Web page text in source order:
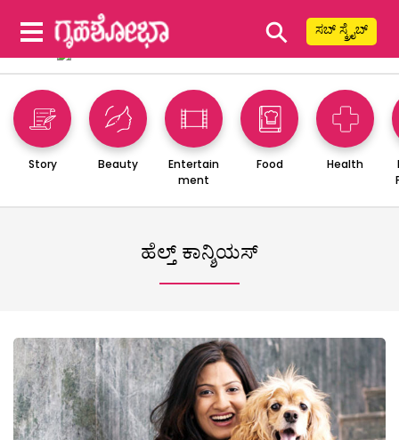
⚲ ಸಬ್ ಸ್ಕ್ರೈಬ್
Story Beauty
Entertain
ment
Food Health
ಹೆಲ್ತ್ ಕಾನ್ಶಿಯಸ್